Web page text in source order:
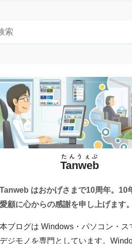
Tanweb
たんうぇぶ
Tanweb はおかげさまで10周年。10
愛顧に心からの感謝を申し上げます。
本ブログは Windows・パソコン・ス
デジモノを専門としています。